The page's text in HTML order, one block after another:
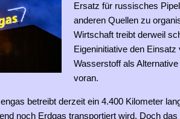
Ersatz für russisches
anderen Quellen zu
Wirtschaft treibt derweil
Eigeninitiative den Einsatz
Wasserstoff als
voran.
betreibt derzeit ein 4.400 Kilometer
noch Erdgas transportiert wird. Doch